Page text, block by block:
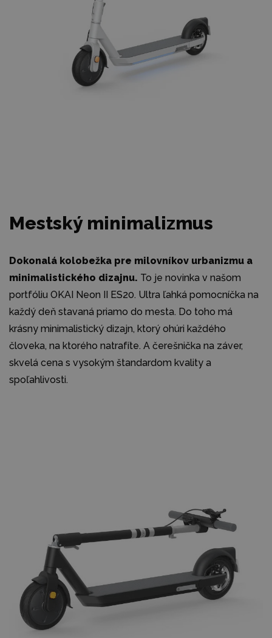
Mestský minimalizmus
Dokonalá kolobežka pre milovníkov urbanizmu a
minimalistického dizajnu. To je novinka v našom
portfóliu OKAI Neon II ES20. Ultra ľahká pomocníčka na
každý deň stavaná priamo do mesta. Do toho má
krásny minimalistický dizajn, ktorý ohúri každého
človeka, na ktorého natrafíte. A čerešnička na záver,
skvelá cena s vysokým štandardom kvality a
spoľahlivosti.